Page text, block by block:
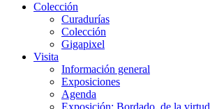
Colección
Curadurías
Colección
Gigapixel
Visita
Información general
Exposiciones
Agenda
Exposición: Bordado, de la virtud